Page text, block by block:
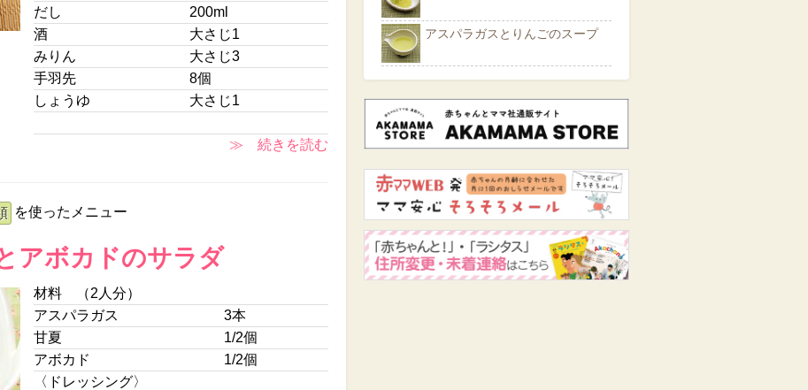
だし
200ml
酒
大さじ1
みりん
大さじ3
手羽先
8個
しょうゆ
大さじ1
≫ 続きを読む
を使ったメニュー
アボカドのサラダ
材料 （2人分）
アスパラガス
3本
甘夏
1/2個
アボカド
1/2個
〈ドレッシング〉
アスパラガスとりんごのスープ